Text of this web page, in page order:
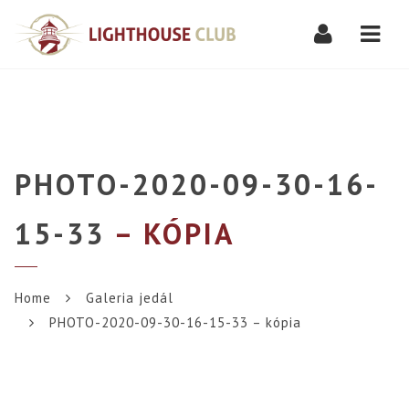
PHOTO-2020-09-30-16-
15-33 – KÓPIA
Home
Galeria jedál
PHOTO-2020-09-30-16-15-33 – kópia